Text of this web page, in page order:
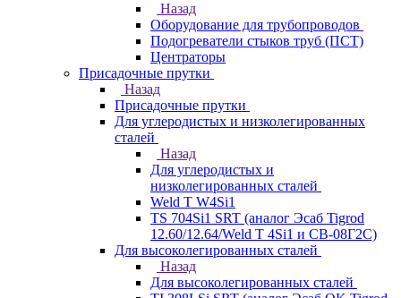
Назад
Оборудование для трубопроводов
Подогреватели стыков труб (ПСТ)
Центраторы
Присадочные прутки
Назад
Присадочные прутки
Для углеродистых и низколегированных
сталей
Назад
Для углеродистых и
низколегированных сталей
Weld T W4Si1
TS 704Si1 SRT (аналог Эсаб Tigrod
12.60/12.64/Weld T 4Si1 и СВ-08Г2С)
Для высоколегированных сталей
Назад
Для высоколегированных сталей